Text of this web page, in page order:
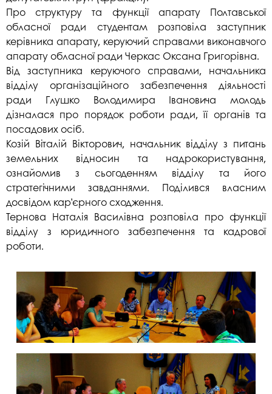
Про структуру та функції апарату Полтавської
обласної ради студентам розповіла заступник
керівника апарату, керуючий справами виконавчого
апарату обласної ради Черкас Оксана Григорівна.
Від заступника керуючого справами, начальника
відділу організаційного забезпечення діяльності
ради Глушко Володимира Івановича молодь
дізналася про порядок роботи ради, її органів та
посадових осіб.
Козій Віталій Вікторович, начальник відділу з питань
земельних відносин та надрокористування,
ознайомив з сьогоденням відділу та його
стратегічними завданнями. Поділився власним
досвідом кар’єрного сходження.
Тернова Наталія Василівна розповіла про функції
відділу з юридичного забезпечення та кадрової
роботи.